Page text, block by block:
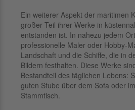
Ein weiterer Aspekt der maritimen
großer Teil ihrer Werke in
entstanden ist. In nahezu jedem
professionelle Maler oder Hobby-
Landschaft und die Schiffe, die in
Bildern festhalten. Diese Werke
Bestandteil des täglichen Lebens:
guten Stube über dem Sofa oder
Stammtisch.